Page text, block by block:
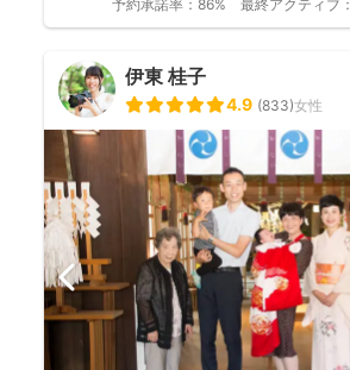
予約承諾率： 86% 最終アクティブ：
伊東 桂子
4.9 (833)女性